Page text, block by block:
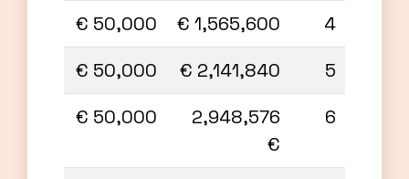
4
1,565,600 €
50,000 €
5
2,141,840 €
50,000 €
6
2,948,576
€
50,000 €